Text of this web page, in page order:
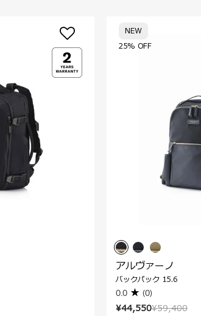
¥59,400
¥44,550
25% OFF
NEW
アルヴァーノ
バックパック 15.6
0.0 (0)